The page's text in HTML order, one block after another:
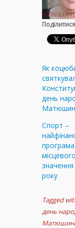
Як
день
Спорт –
програма
місцевого
значення
року
Tagged
день